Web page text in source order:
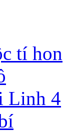
tí hon
Linh 4